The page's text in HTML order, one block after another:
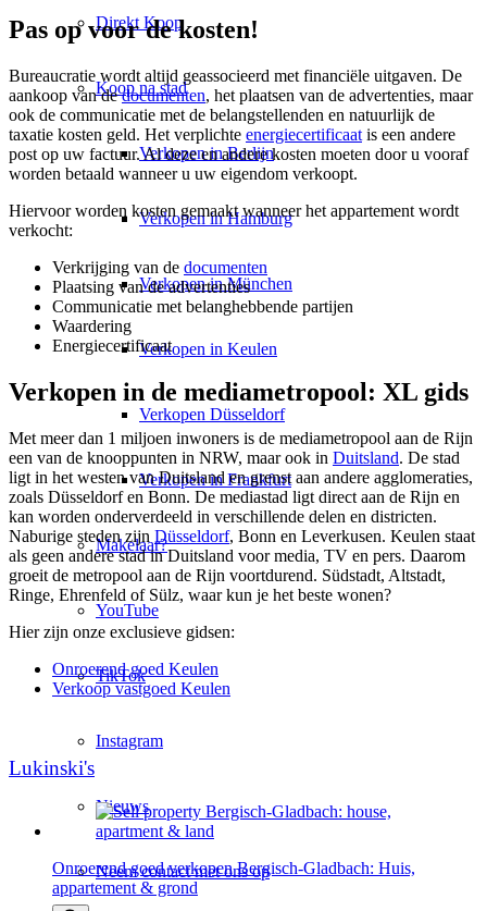
Direkt Koop
Koop na stad
Verkopen in Berlijn
Verkopen in Hamburg
Verkopen in München
Verkopen in Keulen
Verkopen Düsseldorf
Verkopen in Frankfurt
Makelaar?
YouTube
TikTok
Instagram
Nieuws
Neem contact met ons op
Pas op voor de kosten!
Bureaucratie wordt altijd geassocieerd met financiële uitgaven. De
aankoop van dedocumenten, het plaatsen van de advertenties, maar
ook de communicatie met de belangstellenden en natuurlijk de
taxatie kosten geld. Het verplichte energiecertificaat is een andere
post op uw factuur. Al deze en andere kosten moeten door u vooraf
worden betaald wanneer u uw eigendom verkoopt.
Hiervoor worden kosten gemaakt wanneer het appartement wordt
verkocht:
Verkrijging van de documenten
Plaatsing van de advertenties
Communicatie met belanghebbende partijen
Waardering
Energiecertificaat
Verkopen in de mediametropool: XL gids
Met meer dan 1 miljoen inwoners is de mediametropool aan de Rijn
een van de knooppunten in NRW, maar ook in Duitsland. De stad
ligt in het westen van Duitsland en grenst aan andere agglomeraties,
zoals Düsseldorf en Bonn. De mediastad ligt direct aan de Rijn en
kan worden onderverdeeld in verschillende delen en districten.
Naburige steden zijn Düsseldorf, Bonn en Leverkusen. Keulen staat
als geen andere stad in Duitsland voor media, TV en pers. Daarom
groeit de metropool aan de Rijn voortdurend. Südstadt, Altstadt,
Ringe, Ehrenfeld of Sülz, waar kun je het beste wonen?
Hier zijn onze exclusieve gidsen:
Onroerend goed Keulen
Verkoop vastgoed Keulen
Lukinski's
Onroerend goed verkopen Bergisch-Gladbach: Huis,
appartement & grond